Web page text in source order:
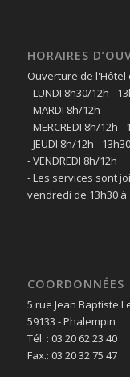
HORAIRES
Ouverture de l'Hôtel
- LUNDI 8h30/12h -
- MARDI 8h/12h
- MERCREDI 8h/12h -
- JEUDI 8h/12h -
- VENDREDI 8h/12h
- Les services sont
vendredi de 13h30 à
COORDONNÉES
5 rue Jean Baptiste
59133 - Phalempin
Tél. : 03 20 62 23 40
Fax.: 03 20 32 75 47